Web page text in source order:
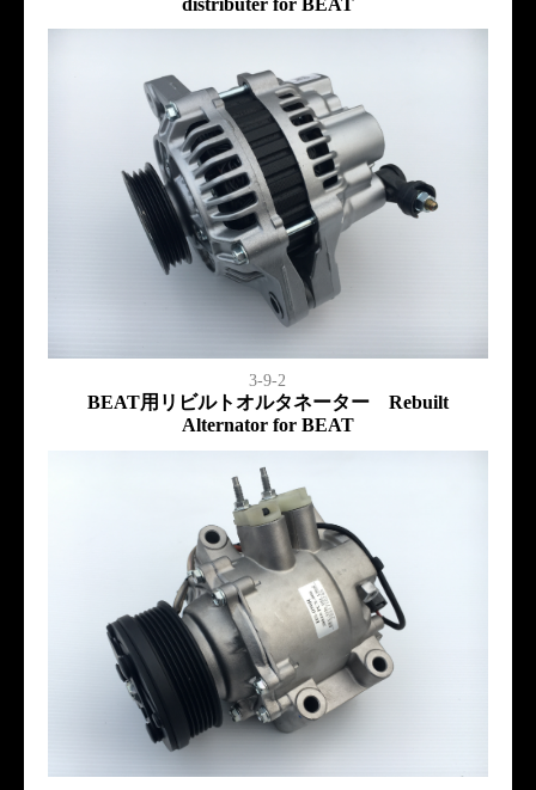
3-9-2
BEAT用リビルトオルタネーター Rebuilt
Alternator for BEAT